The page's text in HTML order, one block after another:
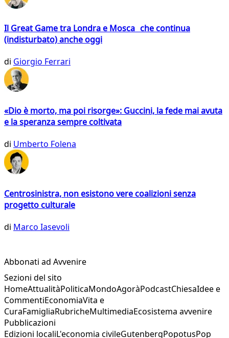
Il Great Game tra Londra e Mosca che continua
(indisturbato) anche oggi
di Giorgio Ferrari
«Dio è morto, ma poi risorge»: Guccini, la fede mai avuta
e la speranza sempre coltivata
di Umberto Folena
Centrosinistra, non esistono vere coalizioni senza
progetto culturale
di Marco Iasevoli
Abbonati ad Avvenire
Sezioni del sito
HomeAttualitàPoliticaMondoAgoràPodcastChiesaIdee e
CommentiEconomiaVita e
CuraFamigliaRubricheMultimediaEcosistema avvenire
Pubblicazioni
Edizioni localiL'economia civileGutenbergPopotusPop